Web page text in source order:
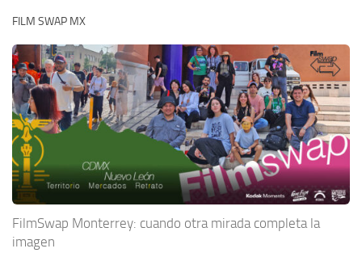
FILM SWAP MX
FilmSwap Monterrey: cuando otra mirada completa la
imagen